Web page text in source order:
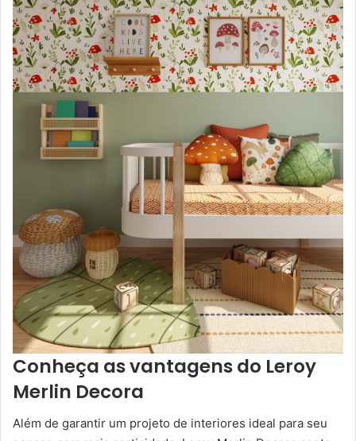
Conheça as vantagens do Leroy
Merlin Decora
Além de garantir um projeto de interiores ideal para seu